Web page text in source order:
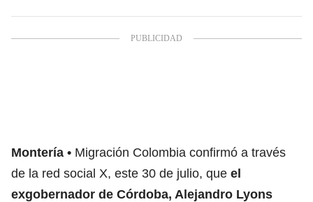
Montería
Migración Colombia confirmó a través
de la red social X, este 30 de julio, que el
exgobernador de Córdoba, Alejandro Lyons